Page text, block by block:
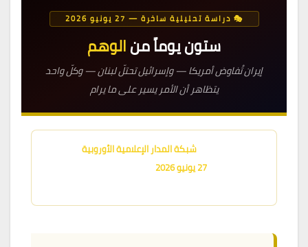
🎭 دراسة تحليلية ساخرة — 27 يونيو 2026
ستون يوماً منالوهم
إيران تُفاوض أمريكا — وإسرائيل تحتلّ لبنان — وكلّ واحد
يتظاهر أن الأمر يسير على ما يرام
شبكة المدار الإعلامية الأوروبية
27 يونيو 2026